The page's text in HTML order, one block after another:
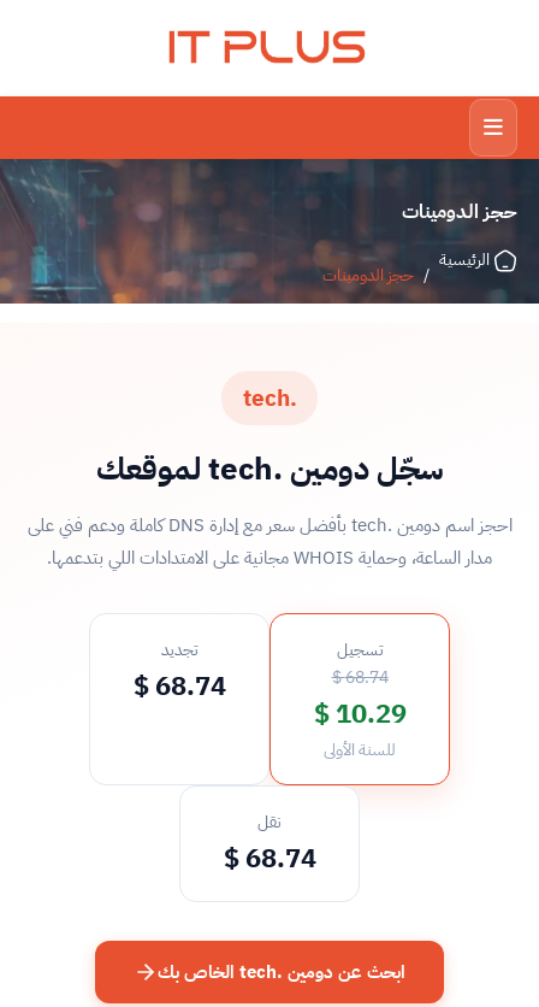
IT PLUS
حجز الدومينات
الرئيسية
/ حجز الدومينات
.tech
سجّل دومين .tech لموقعك
احجز اسم دومين .tech بأفضل سعر مع إدارة DNS كاملة ودعم فني على
مدار الساعة، وحماية WHOIS مجانية على الامتدادات اللي بتدعمها.
تسجيل
68.74 $
10.29 $
للسنة الأولى
تجديد
68.74 $
نقل
68.74 $
ابحث عن دومين .tech الخاص بك